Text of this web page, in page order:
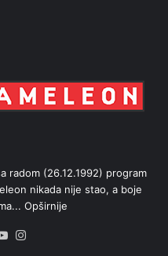
radom (26.12.1992) program
nikada nije stao, a boje
Opširnije
YouTube